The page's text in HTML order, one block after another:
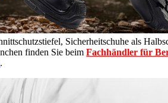
Sicherheitschuhe als
finden Sie beimFachhändler für
.